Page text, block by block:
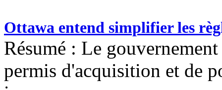
Ottawa entend simplifier les
Résumé : Le
permis d'acquisition et de